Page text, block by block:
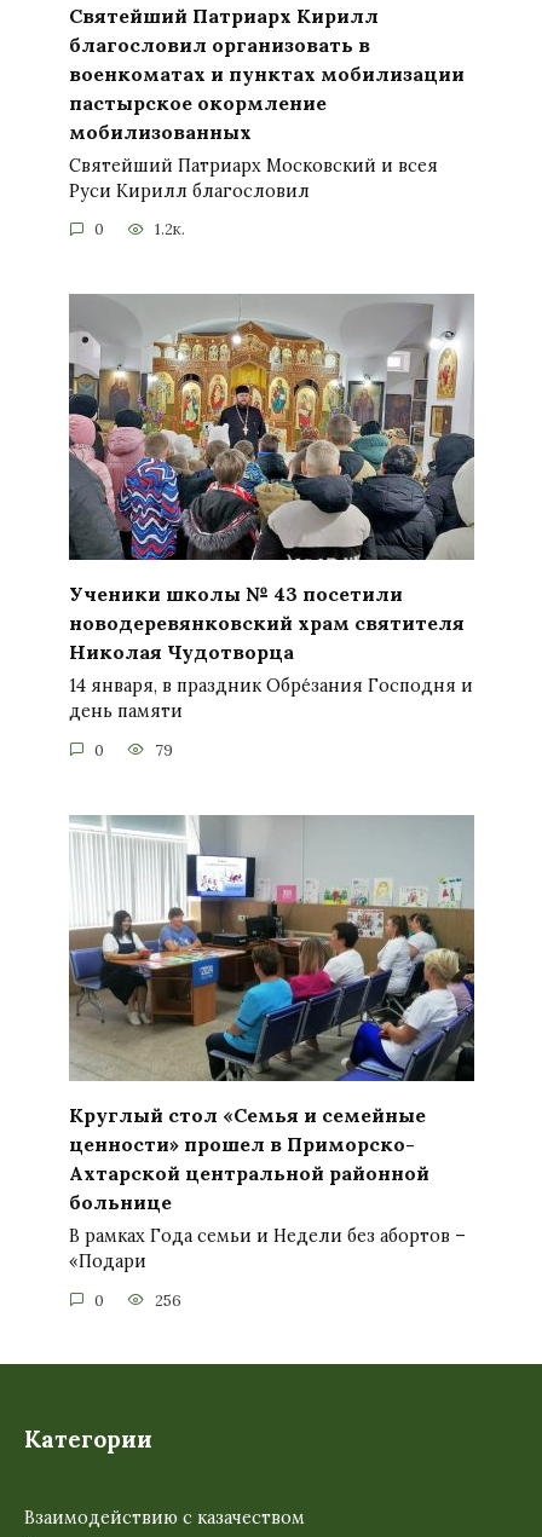
Святейший Патриарх Кирилл
благословил организовать в
военкоматах и пунктах мобилизации
пастырское окормление
мобилизованных
Святейший Патриарх Московский и всея
Руси Кирилл благословил
0 1.2к.
Ученики школы № 43 посетили
новодеревянковский храм святителя
Николая Чудотворца
14 января, в праздник Обре́зания Господня и
день памяти
0 79
Круглый стол «Семья и семейные
ценности» прошел в Приморско-
Ахтарской центральной районной
больнице
В рамках Года семьи и Недели без абортов –
«Подари
0 256
Категории
Взаимодействию с казачеством